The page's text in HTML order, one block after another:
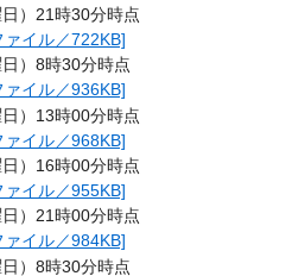
）21時30分時点
イル／722KB]
）8時30分時点
イル／936KB]
）13時00分時点
イル／968KB]
）16時00分時点
イル／955KB]
）21時00分時点
イル／984KB]
）8時30分時点